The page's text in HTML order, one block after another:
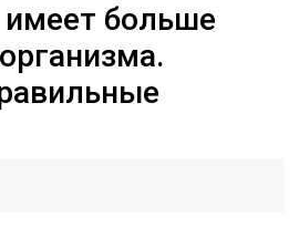
имеет больше